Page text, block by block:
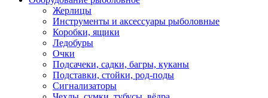
Жерлицы
Инструменты и аксессуары рыболовные
Коробки, ящики
Ледобуры
Очки
Подсачеки, садки, багры, куканы
Подставки, стойки, род-поды
Сигнализаторы